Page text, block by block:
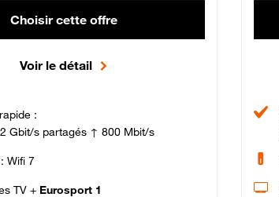
Choisir cette offre
Voir le détail
:
Gbit/s partagés ↑ 800 Mbit/s
Wifi 7
TV + Eurosport 1